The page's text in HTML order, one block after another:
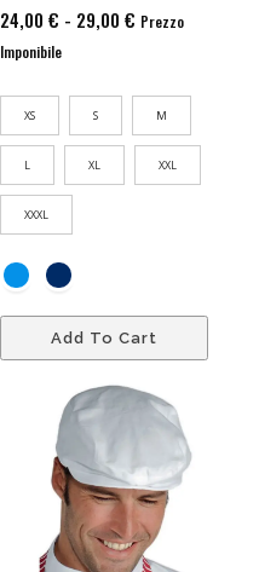
24,00 € - 29,00 € Fascia
24,00 €
Prezzo
Imponibile
XS S M
L XL XXL
XXXL
Add To Cart